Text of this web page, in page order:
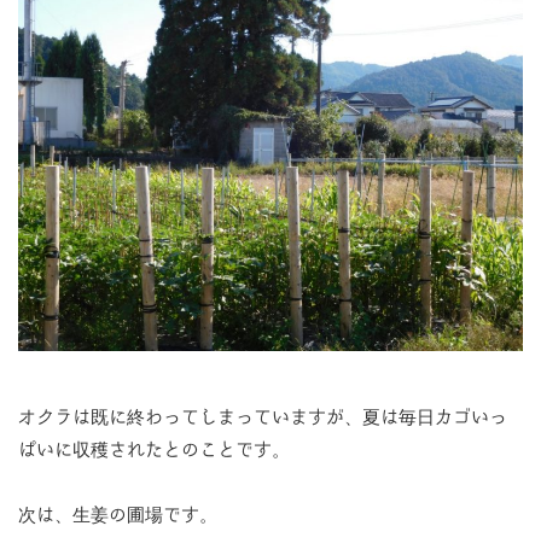
オクラは既に終わってしまっていますが、夏は毎日カゴいっ
ぱいに収穫されたとのことです。
次は、生姜の圃場です。